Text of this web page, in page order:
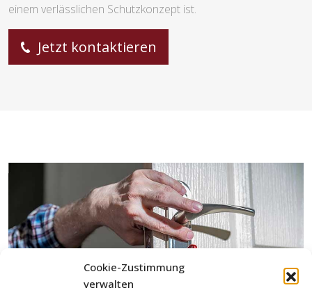
Cookie-Zustimmung
verwalten
einem verlässlichen Schutzkonzept ist.
Jetzt kontaktieren